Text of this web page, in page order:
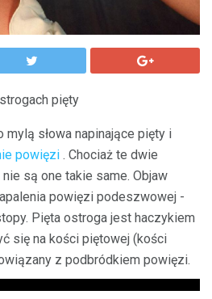
pięty
słowa napinające pięty i
powięzi . Chociaż te dwie
są one takie same. Objaw
powięzi podeszwowej -
Pięta ostroga jest haczykiem
się na kości piętowej (kości
z podbródkiem powięzi.